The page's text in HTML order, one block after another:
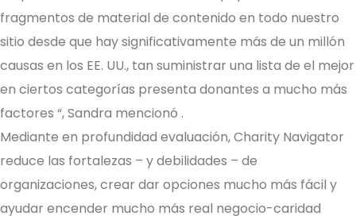
fragmentos de material de contenido en todo nuestro
sitio desde que hay significativamente más de un millón
causas en los EE. UU., tan suministrar una lista de el mejor
en ciertos categorías presenta donantes a mucho más
factores “, Sandra mencionó .
Mediante en profundidad evaluación, Charity Navigator
reduce las fortalezas – y debilidades – de
organizaciones, crear dar opciones mucho más fácil y
ayudar encender mucho más real negocio-caridad